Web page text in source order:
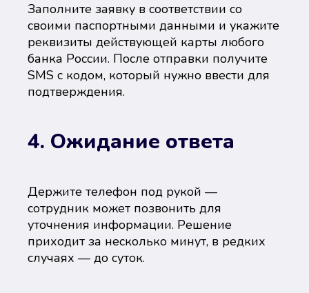
Заполните заявку в соответствии со
своими паспортными данными и укажите
реквизиты действующей карты любого
банка России. После отправки получите
SMS с кодом, который нужно ввести для
подтверждения.
4. Ожидание ответа
Держите телефон под рукой —
сотрудник может позвонить для
уточнения информации. Решение
приходит за несколько минут, в редких
случаях — до суток.